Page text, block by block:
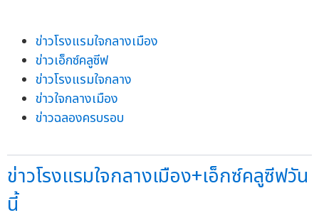
ข่าวโรงแรมใจกลางเมือง
ข่าวเอ็กซ์คลูซีฟ
ข่าวโรงแรมใจกลาง
ข่าวใจกลางเมือง
ข่าวฉลองครบรอบ
ข่าวโรงแรมใจกลางเมือง+เอ็กซ์คลูซีฟวัน
นี้